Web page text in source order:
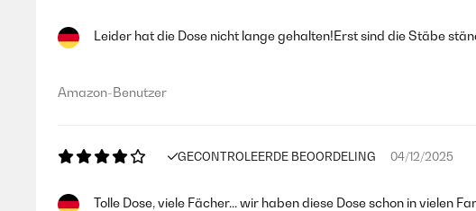
Leider hat die Dose nicht lange gehalten!Erst sind die Stäbe
Amazon-Benutzer
GECONTROLEERDE BEOORDELING 04/12/2025
Tolle Dose, viele Fächer... wir haben diese Dose schon in vielen